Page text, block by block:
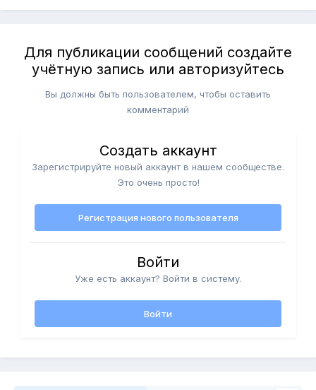
Для публикации сообщений создайте
учётную запись или авторизуйтесь
Вы должны быть пользователем, чтобы оставить
комментарий
Создать аккаунт
Зарегистрируйте новый аккаунт в нашем сообществе.
Это очень просто!
Регистрация нового пользователя
Войти
Уже есть аккаунт? Войти в систему.
Войти